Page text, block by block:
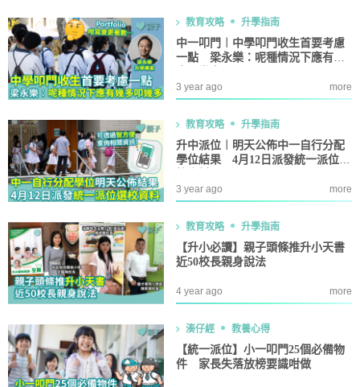
教育攻略 升學指南
中一叩門︱中學叩門收生首要考慮
一點 梁永樂：呢種情況下應有幾
3 year ago more
教育攻略 升學指南
升中派位︱明天公佈中一自行分配
學位結果 4月12日派發統一派位選
3 year ago more
教育攻略 升學指南
【升小必讀】親子頭條推升小天書
近50校長親身說法
4 year ago more
湊仔經 教養心得
【統一派位】小一叩門25個必備物
件 家長失落放榜要識咁做